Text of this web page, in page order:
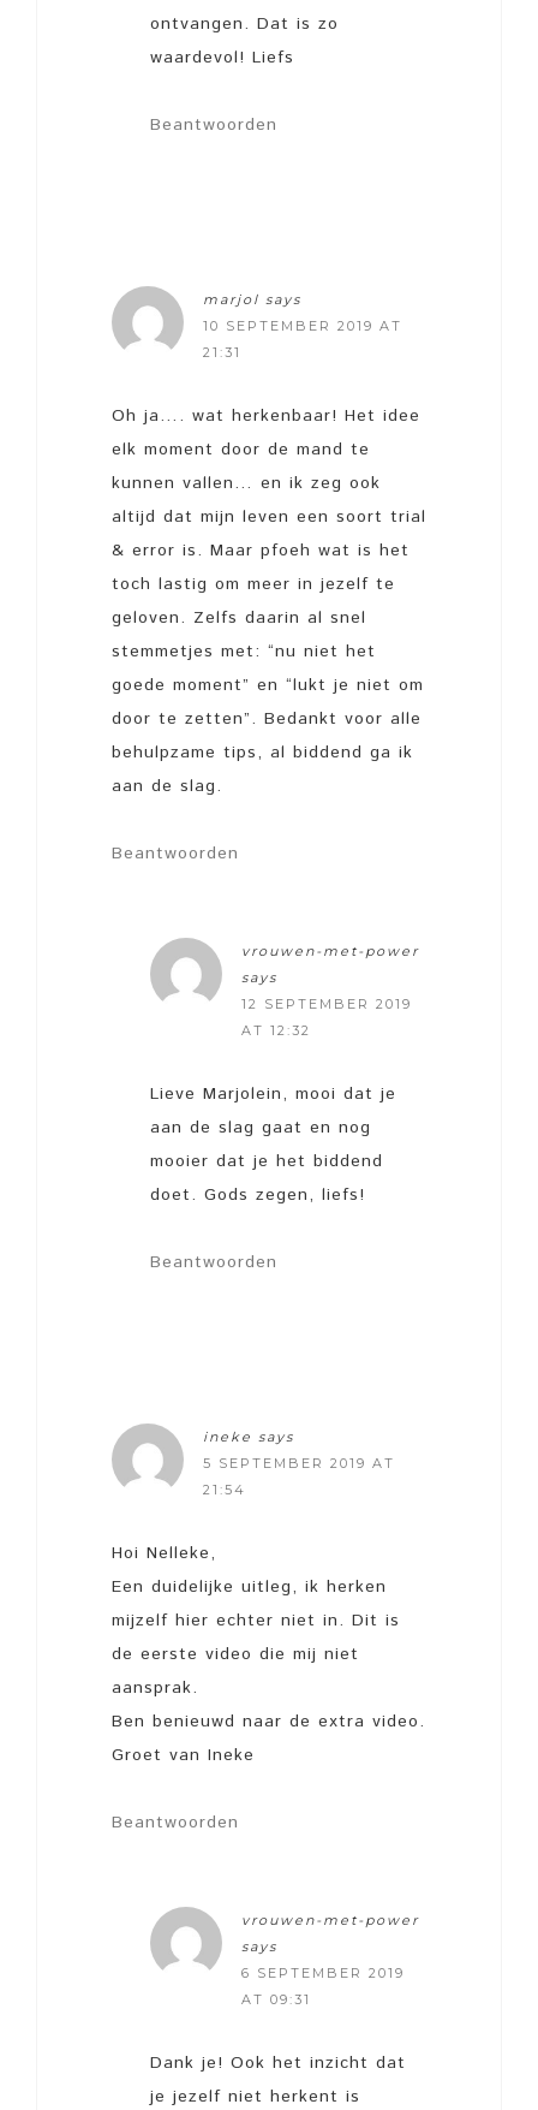
ontvangen. Dat is zo
waardevol! Liefs
Beantwoorden
marjol says
10 SEPTEMBER 2019 AT
21:31
Oh ja…. wat herkenbaar! Het idee
elk moment door de mand te
kunnen vallen… en ik zeg ook
altijd dat mijn leven een soort trial
& error is. Maar pfoeh wat is het
toch lastig om meer in jezelf te
geloven. Zelfs daarin al snel
stemmetjes met: “nu niet het
goede moment” en “lukt je niet om
door te zetten”. Bedankt voor alle
behulpzame tips, al biddend ga ik
aan de slag.
Beantwoorden
vrouwen-met-power
says
12 SEPTEMBER 2019
AT 12:32
Lieve Marjolein, mooi dat je
aan de slag gaat en nog
mooier dat je het biddend
doet. Gods zegen, liefs!
Beantwoorden
ineke says
5 SEPTEMBER 2019 AT
21:54
Hoi Nelleke,
Een duidelijke uitleg, ik herken
mijzelf hier echter niet in. Dit is
de eerste video die mij niet
aansprak.
Ben benieuwd naar de extra video.
Groet van Ineke
Beantwoorden
vrouwen-met-power
says
6 SEPTEMBER 2019
AT 09:31
Dank je! Ook het inzicht dat
je jezelf niet herkent is